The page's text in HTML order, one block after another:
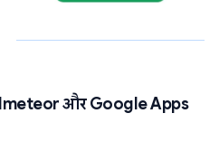
और Google Apps